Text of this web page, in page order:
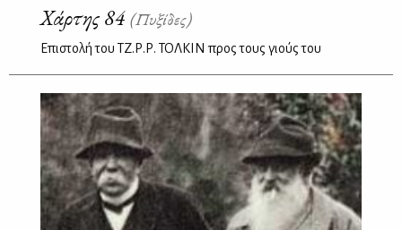
Χάρτης 84 (Πυξίδες)
Επιστολή του ΤΖ.Ρ.Ρ. ΤΟΛΚΙΝ προς τους γιούς του